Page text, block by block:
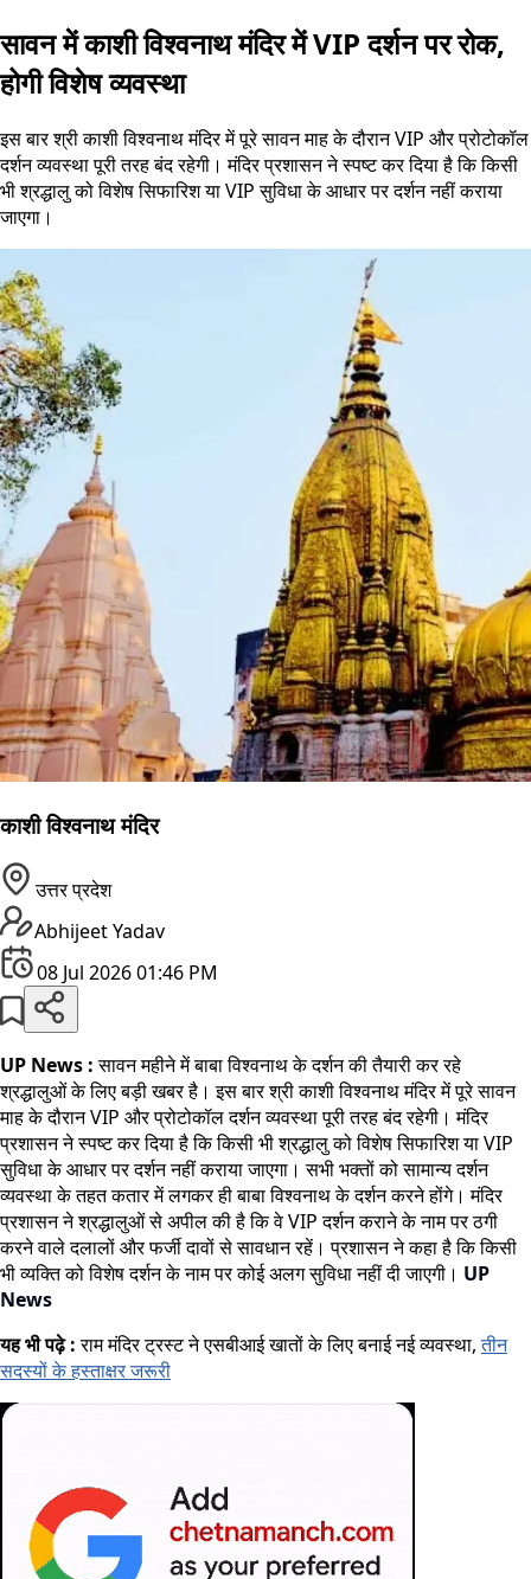
सावन में काशी विश्वनाथ मंदिर में VIP दर्शन पर रोक,
होगी विशेष व्यवस्था
इस बार श्री काशी विश्वनाथ मंदिर में पूरे सावन माह के दौरान VIP और प्रोटोकॉल
दर्शन व्यवस्था पूरी तरह बंद रहेगी। मंदिर प्रशासन ने स्पष्ट कर दिया है कि किसी
भी श्रद्धालु को विशेष सिफारिश या VIP सुविधा के आधार पर दर्शन नहीं कराया
जाएगा।
काशी विश्वनाथ मंदिर
उत्तर प्रदेश
Abhijeet Yadav
08 Jul 2026 01:46 PM
UP News :सावन महीने में बाबा विश्वनाथ के दर्शन की तैयारी कर रहे
श्रद्धालुओं के लिए बड़ी खबर है। इस बार श्री काशी विश्वनाथ मंदिर में पूरे सावन
माह के दौरान VIP और प्रोटोकॉल दर्शन व्यवस्था पूरी तरह बंद रहेगी। मंदिर
प्रशासन ने स्पष्ट कर दिया है कि किसी भी श्रद्धालु को विशेष सिफारिश या VIP
सुविधा के आधार पर दर्शन नहीं कराया जाएगा। सभी भक्तों को सामान्य दर्शन
व्यवस्था के तहत कतार में लगकर ही बाबा विश्वनाथ के दर्शन करने होंगे। मंदिर
प्रशासन ने श्रद्धालुओं से अपील की है कि वे VIP दर्शन कराने के नाम पर ठगी
करने वाले दलालों और फर्जी दावों से सावधान रहें। प्रशासन ने कहा है कि किसी
भी व्यक्ति को विशेष दर्शन के नाम पर कोई अलग सुविधा नहीं दी जाएगी। UP
News
यह भी पढ़े :राम मंदिर ट्रस्ट ने एसबीआई खातों के लिए बनाई नई व्यवस्था,तीन
सदस्यों के हस्ताक्षर जरूरी